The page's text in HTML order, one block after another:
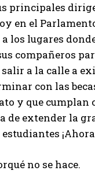
principales
en el
los lugares
compañeros
a la calle a
con las
y que cumplan
de extender la
no se hace.